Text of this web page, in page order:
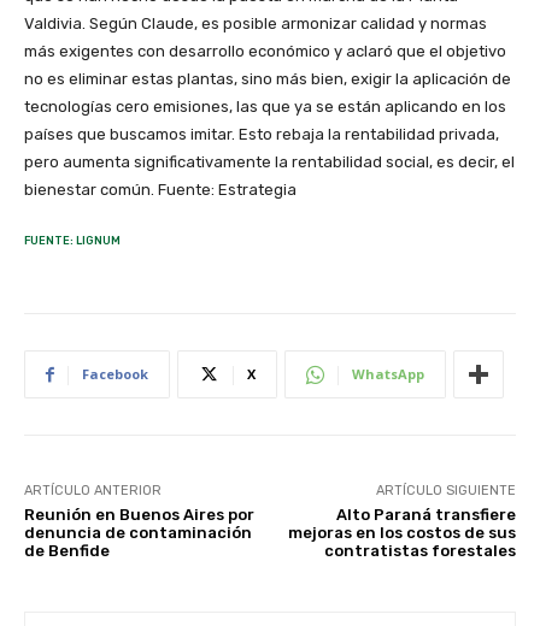
Valdivia. Según Claude, es posible armonizar calidad y normas
más exigentes con desarrollo económico y aclaró que el objetivo
no es eliminar estas plantas, sino más bien, exigir la aplicación de
tecnologías cero emisiones, las que ya se están aplicando en los
países que buscamos imitar. Esto rebaja la rentabilidad privada,
pero aumenta significativamente la rentabilidad social, es decir, el
bienestar común. Fuente: Estrategia
FUENTE: LIGNUM
Facebook X WhatsApp
ARTÍCULO ANTERIOR
Reunión en Buenos Aires por
denuncia de contaminación
de Benfide
ARTÍCULO SIGUIENTE
Alto Paraná transfiere
mejoras en los costos de sus
contratistas forestales